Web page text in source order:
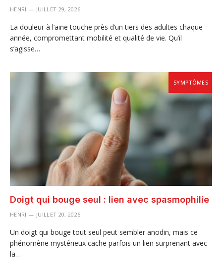
HENRI JUILLET 29, 2026
La douleur à l’aine touche près d’un tiers des adultes chaque
année, compromettant mobilité et qualité de vie. Qu’il
s’agisse…
SYMPTÔMES
Doigt qui bouge seul : lien avec spasmophilie
HENRI JUILLET 20, 2026
Un doigt qui bouge tout seul peut sembler anodin, mais ce
phénomène mystérieux cache parfois un lien surprenant avec
la…